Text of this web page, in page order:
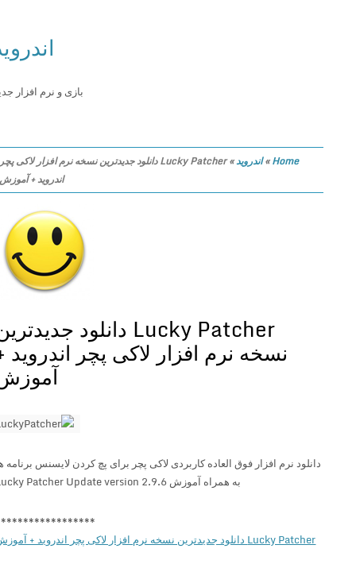
اندروید
بازی و نرم افزار جدید
Home
»اندروید»
Lucky Patcher دانلود جدیدترین نسخه نرم افزار لاکی پچر
اندروید + آموزش
Lucky Patcher دانلود جدیدترین
نسخه نرم افزار لاکی پچر اندروید +
آموزش
دانلود نرم افزار فوق العاده کاربردی لاکی پچر برای پچ کردن لایسنس برنامه ها
به همراه آموزش Lucky Patcher Update version 2.9.6
******************
Lucky Patcher دانلود جدیدترین نسخه نرم افزار لاکی پچر اندروید + آموزش